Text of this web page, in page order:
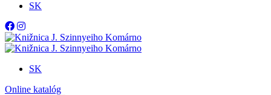
SK
SK
Online katalóg